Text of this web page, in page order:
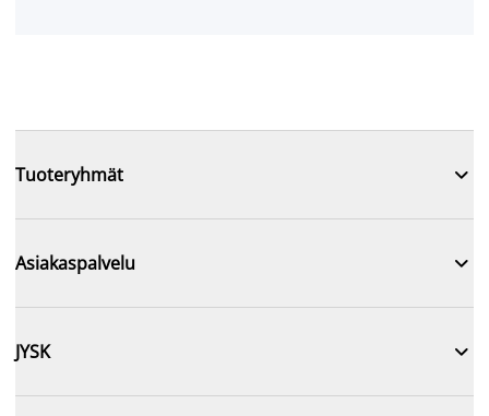
Tuoteryhmät 
Asiakaspalvelu 
JYSK 